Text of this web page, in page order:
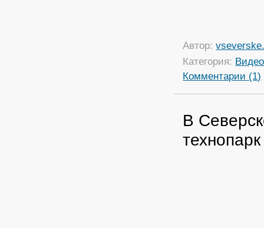
Автор:
Категория: Видео
Комментарии (1)
В
технопарк